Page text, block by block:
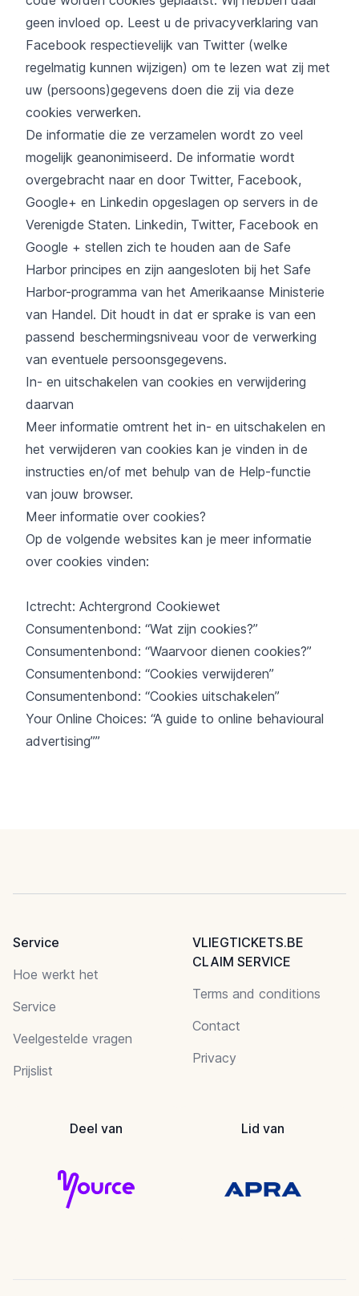
geen invloed op. Leest u de privacyverklaring van
Facebook respectievelijk van Twitter (welke
regelmatig kunnen wijzigen) om te lezen wat zij met
uw (persoons)gegevens doen die zij via deze
cookies verwerken.
De informatie die ze verzamelen wordt zo veel
mogelijk geanonimiseerd. De informatie wordt
overgebracht naar en door Twitter, Facebook,
Google+ en Linkedin opgeslagen op servers in de
Verenigde Staten. Linkedin, Twitter, Facebook en
Google + stellen zich te houden aan de Safe
Harbor principes en zijn aangesloten bij het Safe
Harbor-programma van het Amerikaanse Ministerie
van Handel. Dit houdt in dat er sprake is van een
passend beschermingsniveau voor de verwerking
van eventuele persoonsgegevens.
In- en uitschakelen van cookies en verwijdering
daarvan
Meer informatie omtrent het in- en uitschakelen en
het verwijderen van cookies kan je vinden in de
instructies en/of met behulp van de Help-functie
van jouw browser.
Meer informatie over cookies?
Op de volgende websites kan je meer informatie
over cookies vinden:
Ictrecht: Achtergrond Cookiewet
Consumentenbond: “Wat zijn cookies?”
Consumentenbond: “Waarvoor dienen cookies?”
Consumentenbond: “Cookies verwijderen”
Consumentenbond: “Cookies uitschakelen”
Your Online Choices: “A guide to online behavioural
advertising””
Service
Hoe werkt het
Service
Veelgestelde vragen
Prijslist
VLIEGTICKETS.BE
CLAIM SERVICE
Terms and conditions
Contact
Privacy
Deel van Lid van